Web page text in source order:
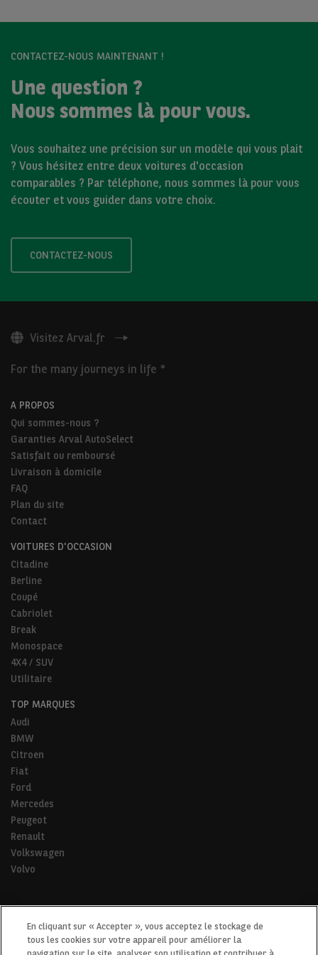
CONTACTEZ-NOUS MAINTENANT !
Une question ?
Nous sommes là pour vous.
Vous souhaitez une précision sur un modèle qui vous plait
? Vous hésitez entre deux voitures d'occasion
comparables ? Par téléphone, nous sommes là pour vous
écouter et vous guider dans votre choix.
CONTACTEZ-NOUS
Visitez Arval.fr
For the many journeys in life *
A PROPOS
Qui sommes-nous ?
Garanties Arval AutoSelect
Satisfait ou remboursé
Livraison à domicile
FAQ
Plan du site
Contact
VOITURES D'OCCASION
Citadine
Berline
Coupé
Cabriolet
Break
Monospace
4X4 / SUV
Utilitaire
TOP MARQUES
Audi
BMW
Citroen
Fiat
Ford
Mercedes
Peugeot
Renault
Volkswagen
Volvo
* Pour tous les trajets de la vie.
En cliquant sur « Accepter », vous acceptez le stockage de
tous les cookies sur votre appareil pour améliorer la